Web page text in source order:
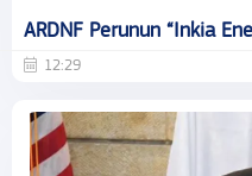
ARDNF Perunun “Inkia
12:29